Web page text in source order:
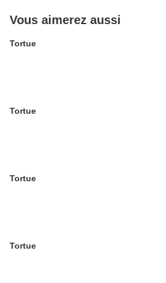
Vous aimerez aussi
Tortue
Tortue
Tortue
Tortue